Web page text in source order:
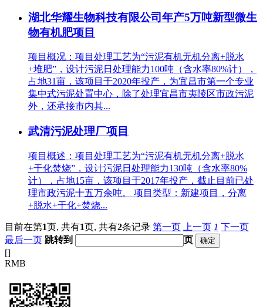
湖北华耀生物科技有限公司年产5万吨新型微生
物有机肥项目
项目概况：项目处理工艺为“污泥有机无机分离+脱水
+堆肥”，设计污泥日处理能力100吨（含水率80%计），
占地31亩，该项目于2020年投产，为宜昌市第一个专业
集中式污泥处置中心，除了处理宜昌市夷陵区市政污泥
外，还承接市内其...
武清污泥处理厂项目
项目概述：项目处理工艺为“污泥有机无机分离+脱水
+干化焚烧”，设计污泥日处理能力130吨（含水率80%
计），占地15亩，该项目于2017年投产，截止目前已处
理市政污泥十五万余吨。 项目类型：新建项目，分离
+脱水+干化+焚烧...
目前在第1页, 共有1页, 共有2条记录 第一页 上一页 1 下一页
最后一页 跳转到
页
[]
RMB